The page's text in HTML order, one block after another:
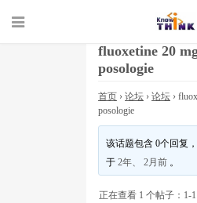
fluoxetine 20
posologie
首页 › 论坛 › 论坛 ›
posologie
该话题包含 0个回复
于2年、 2月前 。
正在查看 1 个帖子：1-